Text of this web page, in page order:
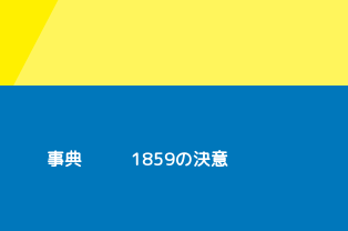
事典
1859の決意